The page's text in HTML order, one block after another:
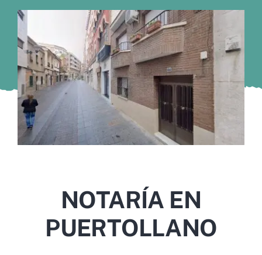
Gijón
Vigo
Córdoba
Todas las CCAA
NOTARÍA EN
PUERTOLLANO